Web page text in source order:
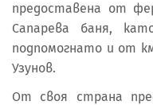
предоставена от
Сапарева баня,
подпомогнато и от
Узунов.
От своя страна